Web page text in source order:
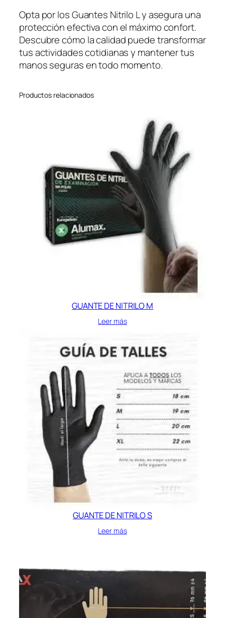
Opta por los Guantes Nitrilo L y asegura una
protección efectiva con el máximo confort.
Descubre cómo la calidad puede transformar
tus actividades cotidianas y mantener tus
manos seguras en todo momento.
Productos relacionados
GUANTE DE NITRILO M
Leer más
GUANTE DE NITRILO S
Leer más